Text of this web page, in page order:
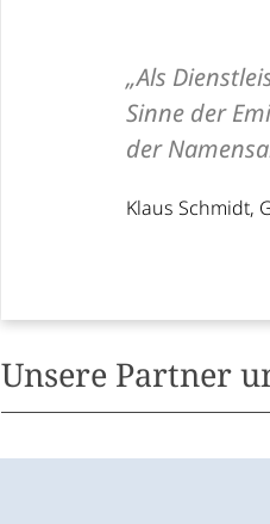
„Als
Sinne der
der
Klaus Schmidt,
Unsere Partner